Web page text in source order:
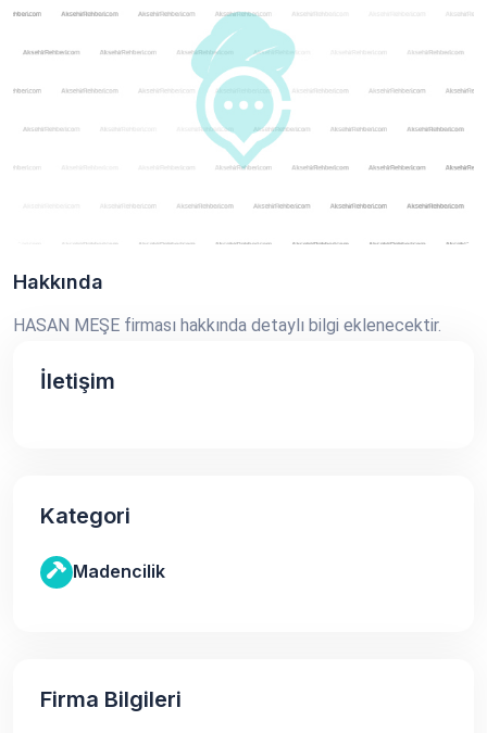
İletişim
Kategori
Madencilik
Firma Bilgileri
Hakkında
HASAN MEŞE firması hakkında detaylı bilgi eklenecektir.